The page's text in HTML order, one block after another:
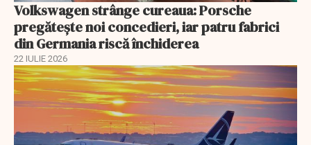
Volkswagen strânge cureaua: Porsche
pregătește noi concedieri, iar patru fabrici
din Germania riscă închiderea
22 IULIE 2026